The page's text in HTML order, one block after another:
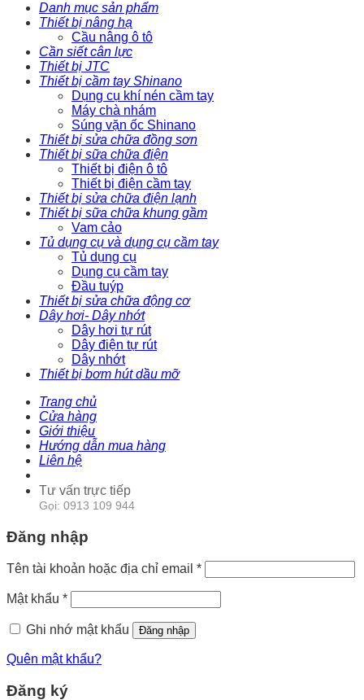
Danh mục sản phẩm
Thiết bị nâng hạ
Cầu nâng ô tô
Cần siết cân lực
Thiết bị JTC
Thiết bị cầm tay Shinano
Dụng cụ khí nén cầm tay
Máy chà nhám
Súng vặn ốc Shinano
Thiết bị sửa chữa đồng sơn
Thiết bị sữa chữa điện
Thiết bị điện ô tô
Thiết bị điện cầm tay
Thiết bị sửa chữa điện lạnh
Thiết bị sữa chữa khung gầm
Vam cảo
Tủ dụng cụ và dụng cụ cầm tay
Tủ dụng cụ
Dụng cụ cầm tay
Đầu tuýp
Thiết bị sửa chữa động cơ
Dây hơi- Dây nhớt
Dây hơi tự rút
Dây điện tự rút
Dây nhớt
Thiết bị bơm hút dầu mỡ
Trang chủ
Cửa hàng
Giới thiệu
Hướng dẫn mua hàng
Liên hệ
Tư vấn trực tiếp
Gọi: 0913 109 944
Đăng nhập
Tên tài khoản hoặc địa chỉ email *
Mật khẩu *
Ghi nhớ mật khẩu Đăng nhập
Quên mật khẩu?
Đăng ký